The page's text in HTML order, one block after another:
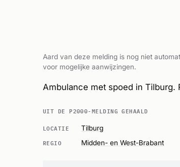
Aard van deze melding is nog niet
voor mogelijke aanwijzingen.
Ambulance met spoed in Tilburg.
UIT DE P2000-MELDING GEHAALD
LOCATIE
Tilburg
REGIO Midden- en West-Brabant